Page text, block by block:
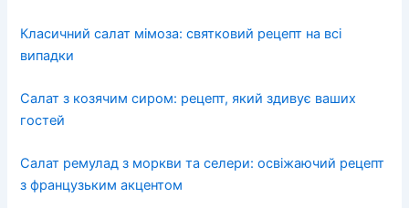
Класичний салат мімоза: святковий рецепт на всі
випадки
Салат з козячим сиром: рецепт, який здивує ваших
гостей
Салат ремулад з моркви та селери: освіжаючий рецепт
з французьким акцентом